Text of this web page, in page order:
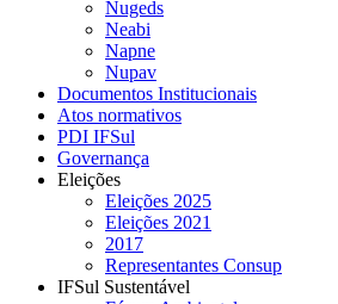
Nugeds
Neabi
Napne
Nupav
Documentos Institucionais
Atos normativos
PDI IFSul
Governança
Eleições
Eleições 2025
Eleições 2021
2017
Representantes Consup
IFSul Sustentável